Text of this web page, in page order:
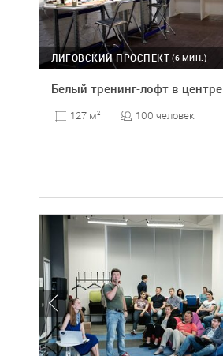
(6 МИН.)
ЛИГОВСКИЙ ПРОСПЕКТ
Белый тренинг-лофт в центре
127 м2 100 человек